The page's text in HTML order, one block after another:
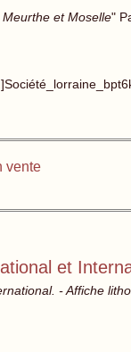
et Moselle"
vente
et
- Affiche